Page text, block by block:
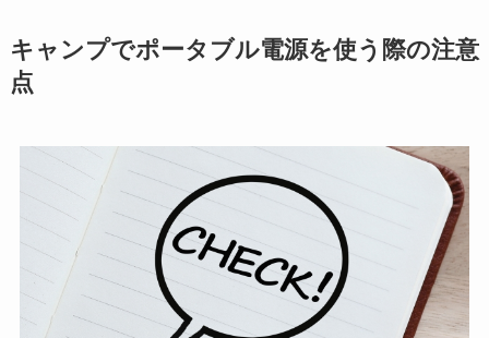
キャンプでポータブル電源を使う際の注意
点